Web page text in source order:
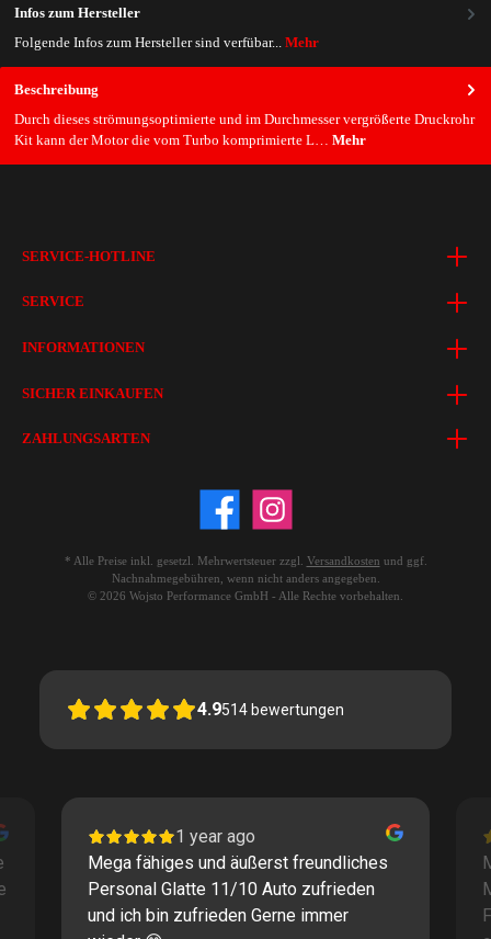
Beschreibung
Durch dieses strömungsoptimierte und im Durchmesser vergrößerte Druckrohr
Kit kann der Motor die vom Turbo komprimierte L… Mehr
Infos zum Hersteller
Folgende Infos zum Hersteller sind verfübar... Mehr
SERVICE-HOTLINE
SERVICE
INFORMATIONEN
SICHER EINKAUFEN
ZAHLUNGSARTEN
* Alle Preise inkl. gesetzl. Mehrwertsteuer zzgl. Versandkosten und ggf.
Nachnahmegebühren, wenn nicht anders angegeben.
© 2026 Wojsto Performance GmbH - Alle Rechte vorbehalten.
4.9514 bewertungen
1 year ago
Mega fähiges und äußerst freundliches
Personal Glatte 11/10 Auto zufrieden
und ich bin zufrieden Gerne immer